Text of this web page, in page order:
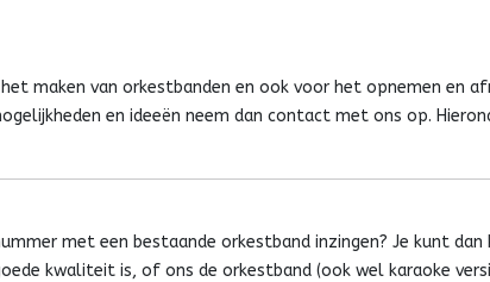
maken van orkestbanden en ook voor het opnemen en
en ideeën neem dan contact met ons op.
met een bestaande orkestband inzingen? Je kunt
kwaliteit is, of ons de orkestband (ook wel karaoke